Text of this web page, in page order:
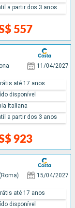
557
a partir dos 3 anos
11/04/2027
923
até 17 anos
disponível
italiana
a partir dos 3 anos
15/04/2027
até 17 anos
disponível